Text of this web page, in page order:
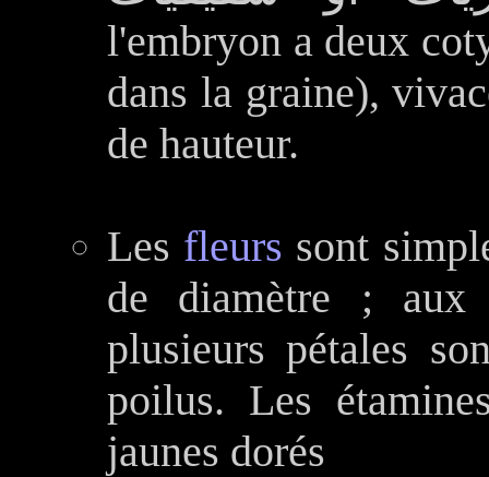
l'embryon a deux
dans la graine),
de hauteur.
Les fleurs sont
de diamètre ; aux
plusieurs pétales
poilus. Les
jaunes dorés